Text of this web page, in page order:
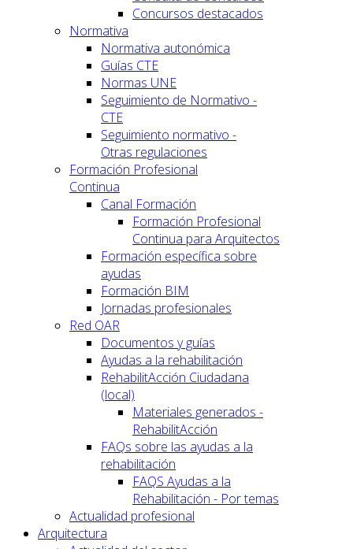
Concursos destacados
Normativa
Normativa autonómica
Guías CTE
Normas UNE
Seguimiento de Normativo -
CTE
Seguimiento normativo -
Otras regulaciones
Formación Profesional
Continua
Canal Formación
Formación Profesional
Continua para Arquitectos
Formación específica sobre
ayudas
Formación BIM
Jornadas profesionales
Red OAR
Documentos y guías
Ayudas a la rehabilitación
RehabilitAcción Ciudadana
(local)
Materiales generados -
RehabilitAcción
FAQs sobre las ayudas a la
rehabilitación
FAQS Ayudas a la
Rehabilitación - Por temas
Actualidad profesional
Arquitectura